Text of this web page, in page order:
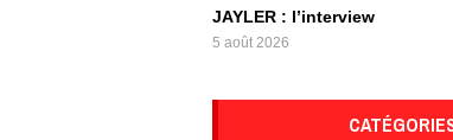
JAYLER : l’interview
5 août 2026